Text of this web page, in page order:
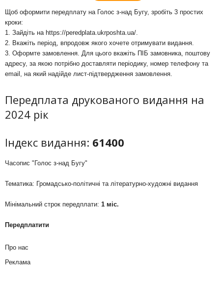
Щоб оформити передплату на Голос з-над Бугу, зробіть 3 простих
кроки:
1. Зайдіть на https://peredplata.ukrposhta.ua/.
2. Вкажіть період, впродовж якого хочете отримувати видання.
3. Оформте замовлення. Для цього вкажіть ПІБ замовника, поштову
адресу, за якою потрібно доставляти періодику, номер телефону та
email, на який надійде лист-підтвердження замовлення.
Передплата друкованого видання на
2024 рік
Індекс видання: 61400
Часопис "Голос з-над Бугу"
Тематика: Громадсько-політичні та літературно-художні видання
Мінімальний строк передплати: 1 міс.
Передплатити
Про нас
Реклама